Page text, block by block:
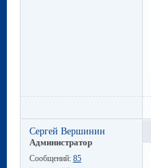
Сергей Вершинин
Администратор
Сообщений: 85